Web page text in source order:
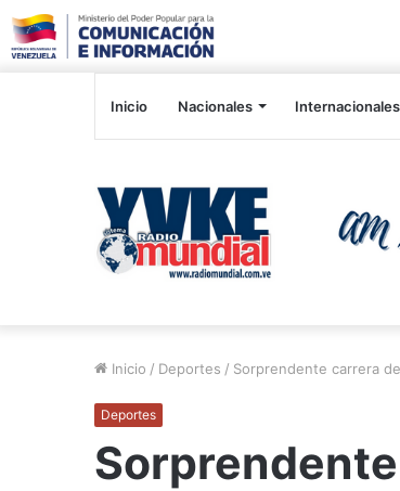
Inicio Nacionales Internacionales
Inicio / Deportes / Sorprendente carrera
Deportes